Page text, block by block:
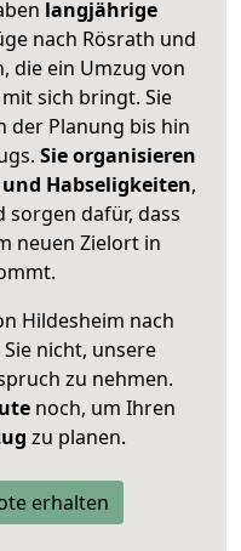
langjährige
nach Rösrath und
die ein Umzug von
sich bringt. Sie
der Planung bis hin
Sie organisieren
Habseligkeiten,
sorgen dafür, dass
neuen Zielort in
Hildesheim nach
nicht, unsere
zu nehmen.
noch, um Ihren
zu planen.
erhalten